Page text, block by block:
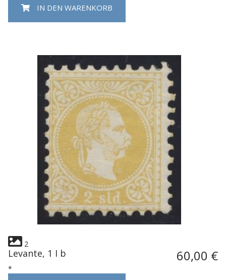
IN DEN WARENKORB
2
Levante, 1 I b 60,00 €
*